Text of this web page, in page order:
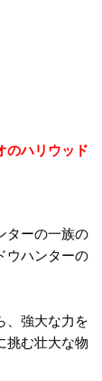
のハリウッド
ターの一族の
ウハンターの
、強大な力を
挑む壮大な物